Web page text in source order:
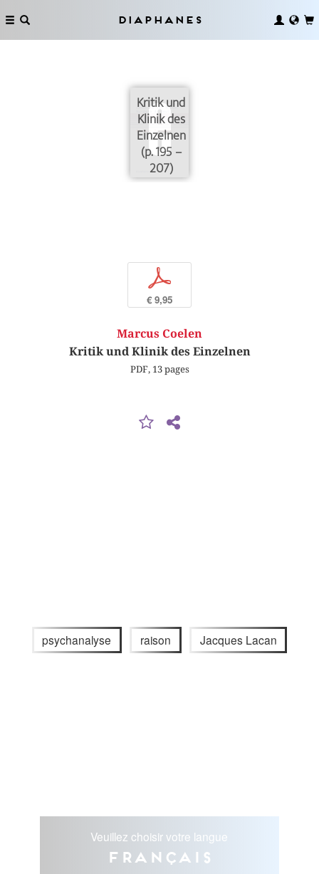
Diaphanes
Kritik und
Klinik des
Einzelnen
(p. 195 –
207)
p
€ 9,95
Marcus Coelen
Kritik und Klinik des Einzelnen
PDF, 13 pages
psychanalyse raison Jacques Lacan
Veuillez choisir votre langue
Français